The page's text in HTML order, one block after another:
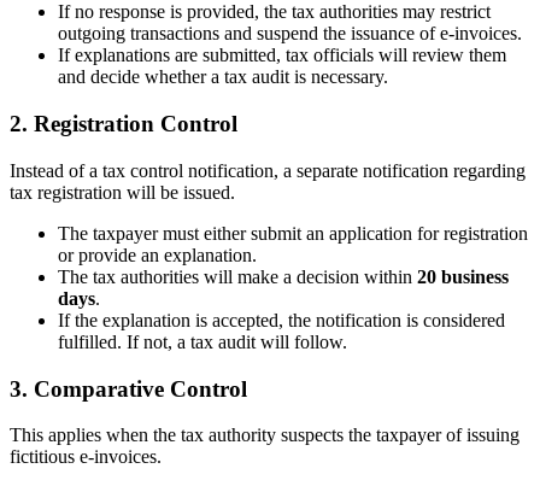
If no response is provided, the tax authorities may restrict
outgoing transactions and suspend the issuance of e-invoices.
If explanations are submitted, tax officials will review them
and decide whether a tax audit is necessary.
2. Registration Control
Instead of a tax control notification, a separate notification regarding
tax registration will be issued.
The taxpayer must either submit an application for registration
or provide an explanation.
The tax authorities will make a decision within 20 business
days.
If the explanation is accepted, the notification is considered
fulfilled. If not, a tax audit will follow.
3. Comparative Control
This applies when the tax authority suspects the taxpayer of issuing
fictitious e-invoices.